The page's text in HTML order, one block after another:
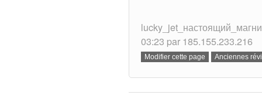
03:23 par 185.155.233.216